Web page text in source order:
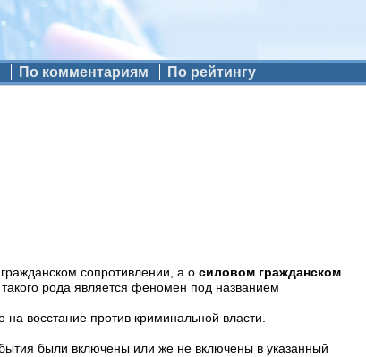
По комментариям По рейтингу
сопротивлении, а о силовом гражданском
рода является феномен под названием
восстание против криминальной власти.
были включены или же не включены в указанный